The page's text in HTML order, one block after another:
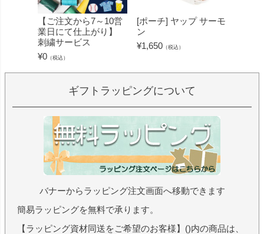
【ご注文から7～10営
業日にて仕上がり】
刺繍サービス
¥0 （税込）
[ポーチ] ヤップ サーモ
ン
¥1,650 （税込）
ギフトラッピングについて
バナーからラッピング注文画面へ移動できます
簡易ラッピングを無料で承ります。
【ラッピング資材同送をご希望のお客様】()内の商品は、